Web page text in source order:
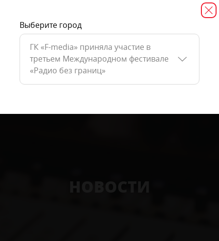
Выберите город
ГК «F-media» приняла участие в
третьем Международном фестивале
«Радио без границ»